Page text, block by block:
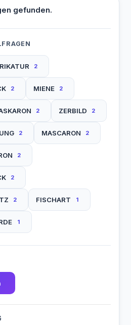
gefunden.
2
2 MIENE 2
2 ZERBILD 2
2 MASCARON 2
2
2
2 FISCHART 1
1